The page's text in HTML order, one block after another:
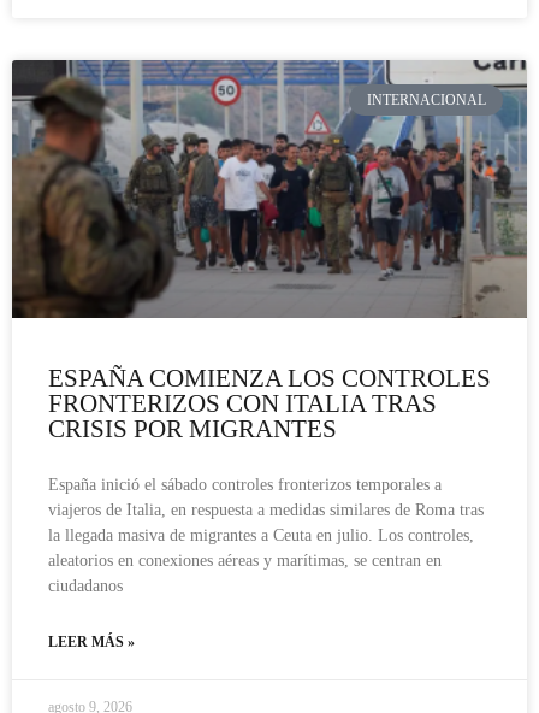
INTERNACIONAL
ESPAÑA COMIENZA LOS CONTROLES
FRONTERIZOS CON ITALIA TRAS
CRISIS POR MIGRANTES
España inició el sábado controles fronterizos temporales a
viajeros de Italia, en respuesta a medidas similares de Roma tras
la llegada masiva de migrantes a Ceuta en julio. Los controles,
aleatorios en conexiones aéreas y marítimas, se centran en
ciudadanos
LEER MÁS »
agosto 9, 2026